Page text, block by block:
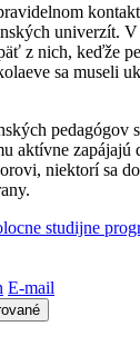
univerzít.
z nich, keďže
sa museli
pedagógov
aktívne zapájajú
niektorí sa
studijne
E-mail